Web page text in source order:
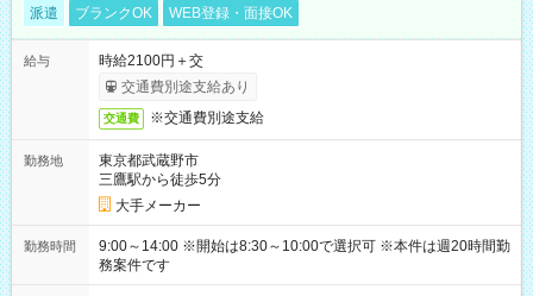
派遣 ブランクOK WEB登録・面接OK
給与
時給2100円＋交
交通費別途支給あり
交通費 ※交通費別途支給
勤務地
東京都武蔵野市
三鷹駅から徒歩5分
大手メーカー
勤務時間
9:00～14:00 ※開始は8:30～10:00で選択可 ※本件は週20時間勤
務案件です